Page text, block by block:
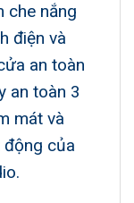
che nắng
điện và
an toàn
an toàn 3
mát và
của